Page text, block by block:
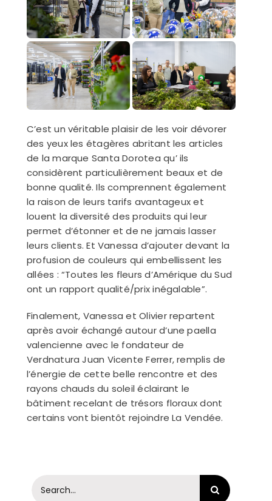
C’est un véritable plaisir de les voir dévorer
des yeux les étagères abritant les articles
de la marque Santa Dorotea qu’ ils
considèrent particulièrement beaux et de
bonne qualité. Ils comprennent également
la raison de leurs tarifs avantageux et
louent la diversité des produits qui leur
permet d’étonner et de ne jamais lasser
leurs clients. Et Vanessa d’ajouter devant la
profusion de couleurs qui embellissent les
allées : “Toutes les fleurs d’Amérique du Sud
ont un rapport qualité/prix inégalable”.
Finalement, Vanessa et Olivier repartent
après avoir échangé autour d’une paella
valencienne avec le fondateur de
Verdnatura Juan Vicente Ferrer, remplis de
l’énergie de cette belle rencontre et des
rayons chauds du soleil éclairant le
bâtiment recelant de trésors floraux dont
certains vont bientôt rejoindre La Vendée.
for: